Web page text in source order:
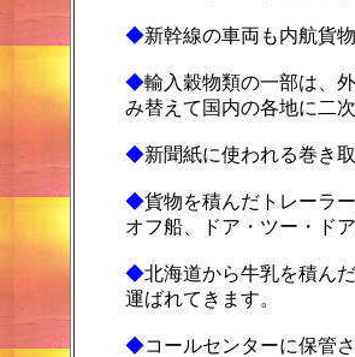
◆新幹線の車両も内航貨
◆輸入穀物類の一部は、
み替えて国内の各地に二
◆新聞紙に使われる巻き
◆貨物を積んだトレーラ
オフ船、ドア・ツー・ド
◆北海道から牛乳を積ん
運ばれてきます。
◆コールセンターに保管